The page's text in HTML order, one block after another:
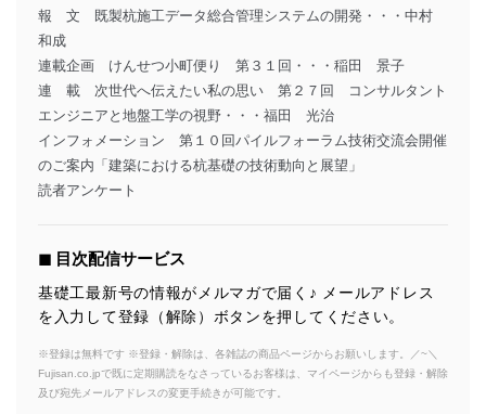
報 文 既製杭施工データ総合管理システムの開発・・・中村
和成
連載企画 けんせつ小町便り 第３１回・・・稲田 景子
連 載 次世代へ伝えたい私の思い 第２７回 コンサルタント
エンジニアと地盤工学の視野・・・福田 光治
インフォメーション 第１０回パイルフォーラム技術交流会開催
のご案内「建築における杭基礎の技術動向と展望」
読者アンケート
◼︎ 目次配信サービス
基礎工最新号の情報がメルマガで届く♪ メールアドレス
を入力して登録（解除）ボタンを押してください。
※登録は無料です ※登録・解除は、各雑誌の商品ページからお願いします。／~＼
Fujisan.co.jpで既に定期購読をなさっているお客様は、マイページからも登録・解除
及び宛先メールアドレスの変更手続きが可能です。